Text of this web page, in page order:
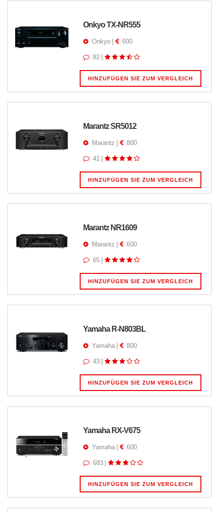
Onkyo TX-NR555
Onkyo 600
82
HINZUFÜGEN SIE ZUM VERGLEICH
Marantz SR5012
Marantz 800
41
HINZUFÜGEN SIE ZUM VERGLEICH
Marantz NR1609
Marantz 600
65
HINZUFÜGEN SIE ZUM VERGLEICH
Yamaha R-N803BL
Yamaha 800
43
HINZUFÜGEN SIE ZUM VERGLEICH
Yamaha RX-V675
Yamaha 600
683
HINZUFÜGEN SIE ZUM VERGLEICH